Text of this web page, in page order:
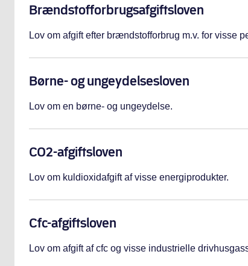
Brændstofforbrugsafgiftsloven
Lov om afgift efter brændstofforbrug m.v. for visse
Børne- og ungeydelsesloven
Lov om en børne- og ungeydelse.
CO2-afgiftsloven
Lov om kuldioxidafgift af visse energiprodukter.
Cfc-afgiftsloven
Lov om afgift af cfc og visse industrielle